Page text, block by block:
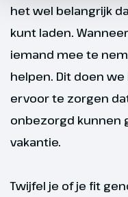
het wel belangrijk
kunt laden.
iemand mee te
helpen. Dit doen
ervoor te zorgen
onbezorgd kunnen
vakantie.
Twijfel je of je fit